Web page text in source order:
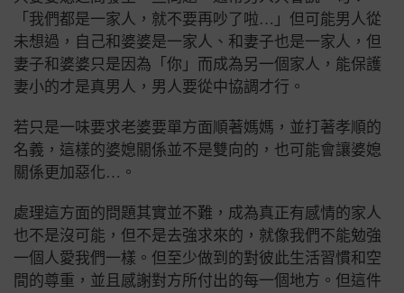
「我們都是一家人，就不要再吵了啦…」但可能男人從
未想過，自己和婆婆是一家人、和妻子也是一家人，但
妻子和婆婆只是因為「你」而成為另一個家人，能保護
妻小的才是真男人，男人要從中協調才行。
若只是一味要求老婆要單方面順著媽媽，並打著孝順的
名義，這樣的婆媳關係並不是雙向的，也可能會讓婆媳
關係更加惡化…。
處理這方面的問題其實並不難，成為真正有感情的家人
也不是沒可能，但不是去強求來的，就像我們不能勉強
一個人愛我們一樣。但至少做到的對彼此生活習慣和空
間的尊重，並且感謝對方所付出的每一個地方。但這件